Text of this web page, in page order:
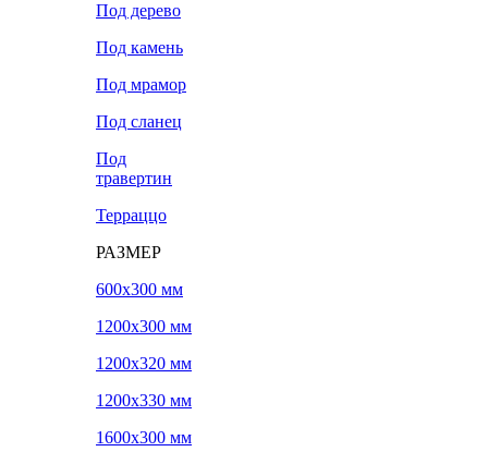
Под дерево
Под камень
Под мрамор
Под сланец
Под
травертин
Терраццо
РАЗМЕР
600х300 мм
1200х300 мм
1200х320 мм
1200х330 мм
1600х300 мм